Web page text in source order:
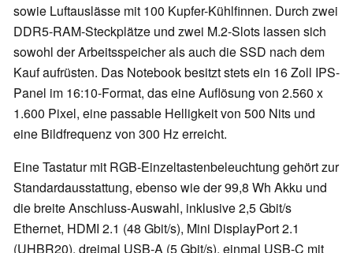
sowie Luftauslässe mit 100 Kupfer-Kühlfinnen. Durch zwei
DDR5-RAM-Steckplätze und zwei M.2-Slots lassen sich
sowohl der Arbeitsspeicher als auch die SSD nach dem
Kauf aufrüsten. Das Notebook besitzt stets ein 16 Zoll IPS-
Panel im 16:10-Format, das eine Auflösung von 2.560 x
1.600 Pixel, eine passable Helligkeit von 500 Nits und
eine Bildfrequenz von 300 Hz erreicht.
Eine Tastatur mit RGB-Einzeltastenbeleuchtung gehört zur
Standardausstattung, ebenso wie der 99,8 Wh Akku und
die breite Anschluss-Auswahl, inklusive 2,5 Gbit/s
Ethernet, HDMI 2.1 (48 Gbit/s), Mini DisplayPort 2.1
(UHBR20), dreimal USB-A (5 Gbit/s), einmal USB-C mit